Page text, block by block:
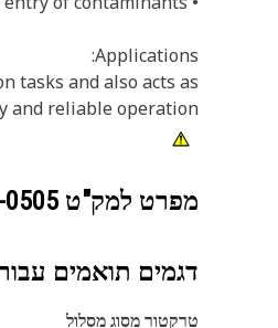
Applications:
tasks and also acts as
and reliable operation.
מפרט למק"ט
דגמים תואמים
טרקטור מסוג מסלול